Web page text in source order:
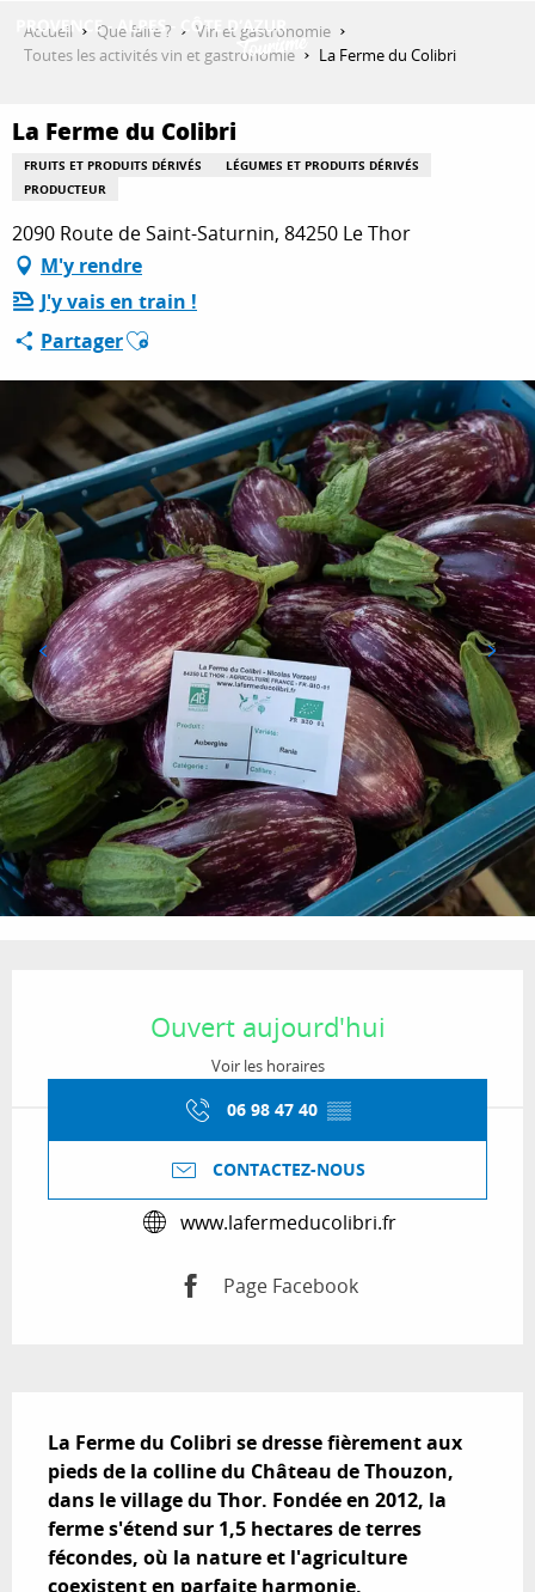
QUE FAIRE ?
SÉJOURNER
ESPACE PRO
Accueil Que faire ?
Vin et gastronomie
Toutes les activités vin et gastronomie
La Ferme du Colibri
La Ferme du Colibri
FRUITS ET PRODUITS DÉRIVÉS
LÉGUMES ET PRODUITS DÉRIVÉS
PRODUCTEUR
2090 Route de Saint-Saturnin, 84250 Le Thor
M'y rendre
J'y vais en train !
PartagerAjouter aux favoris
Ouvert aujourd'hui
Voir les horaires
06 98 47 40 ▒▒
CONTACTEZ-NOUS
www.lafermeducolibri.fr
Page Facebook
La Ferme du Colibri se dresse fièrement aux
pieds de la colline du Château de Thouzon,
dans le village du Thor. Fondée en 2012, la
ferme s'étend sur 1,5 hectares de terres
fécondes, où la nature et l'agriculture
coexistent en parfaite harmonie.